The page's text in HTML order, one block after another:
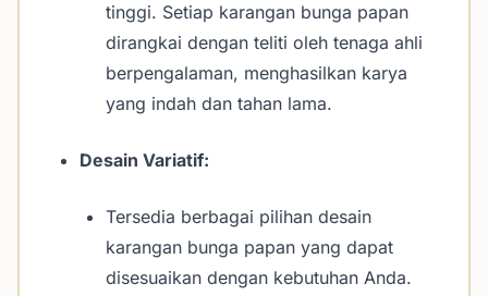
tinggi. Setiap karangan bunga papan
dirangkai dengan teliti oleh tenaga ahli
berpengalaman, menghasilkan karya
yang indah dan tahan lama.
Desain Variatif:
Tersedia berbagai pilihan desain
karangan bunga papan yang dapat
disesuaikan dengan kebutuhan Anda.